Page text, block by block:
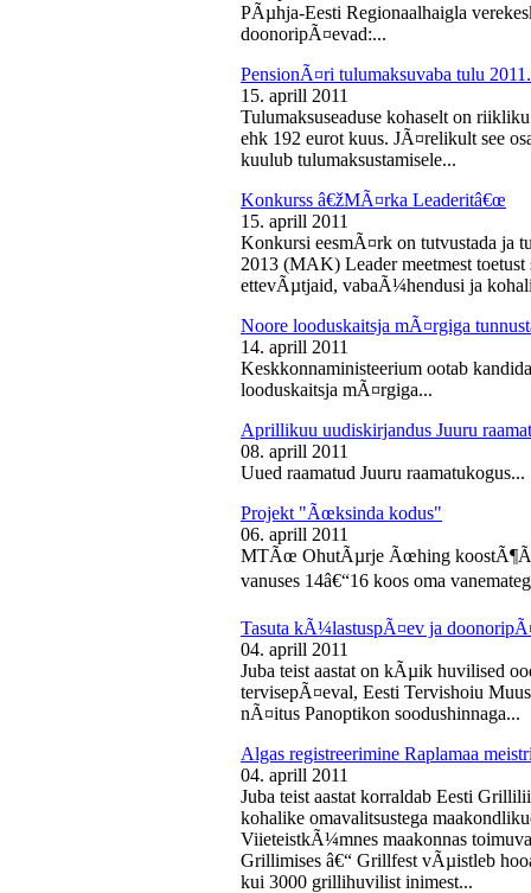
PÃµhja-Eesti Regionaalhaigla
doonoripÃ¤evad:...
PensionÃ¤ri tulumaksuvaba tulu
15. aprill 2011
Tulumaksuseaduse kohaselt on
ehk 192 eurot kuus. JÃ¤relikult see
kuulub tulumaksustamisele...
Konkurss â€žMÃ¤rka Leaderitâ€œ
15. aprill 2011
Konkursi eesmÃ¤rk on tutvustada ja
2013 (MAK) Leader meetmest
ettevÃµtjaid, vabaÃ¼hendusi ja
Noore looduskaitsja mÃ¤rgiga
14. aprill 2011
Keskkonnaministeerium ootab
looduskaitsja mÃ¤rgiga...
Aprillikuu uudiskirjandus Juuru
08. aprill 2011
Uued raamatud Juuru raamatukogus...
Projekt "Ãœksinda kodus"
06. aprill 2011
MTÃœ OhutÃµrje Ãœhing
vanuses 14â€“16 koos oma
Tasuta kÃ¼lastuspÃ¤ev ja
04. aprill 2011
Juba teist aastat on kÃµik huvilised
tervisepÃ¤eval, Eesti Tervishoiu
nÃ¤itus Panoptikon soodushinnaga...
Algas registreerimine Raplamaa
04. aprill 2011
Juba teist aastat korraldab Eesti
kohalike omavalitsustega
ViieteistkÃ¼mnes maakonnas
Grillimises â€“ Grillfest vÃµistleb
kui 3000 grillihuvilist inimest...